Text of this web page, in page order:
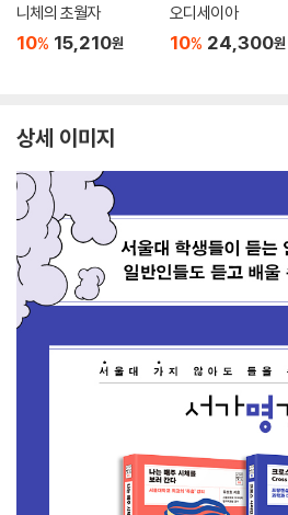
니체의 초월자
10% 15,210원
오디세이아
10% 24,300원
상세 이미지